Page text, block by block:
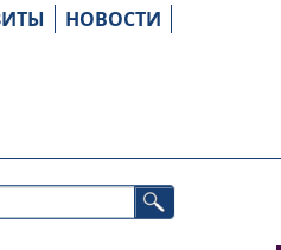
НОВОСТИ